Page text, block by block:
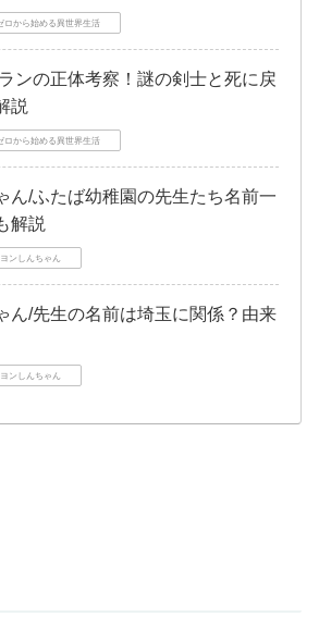
ロから始める異世界生活
ンの正体考察！謎の剣士と死に戻
説
ロから始める異世界生活
ん/ふたば幼稚園の先生たち名前一
解説
ンしんちゃん
ん/先生の名前は埼玉に関係？由来
ンしんちゃん